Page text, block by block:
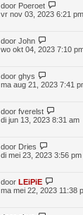
door Poeroet
vr nov 03, 2023 6:21 pm
door John
wo okt 04, 2023 7:10
door ghys
ma aug 21, 2023 7:41
door fverelst
di jun 13, 2023 8:31 am
door Dries
di mei 23, 2023 3:56 pm
door LEiPiE
ma mei 22, 2023 11:38